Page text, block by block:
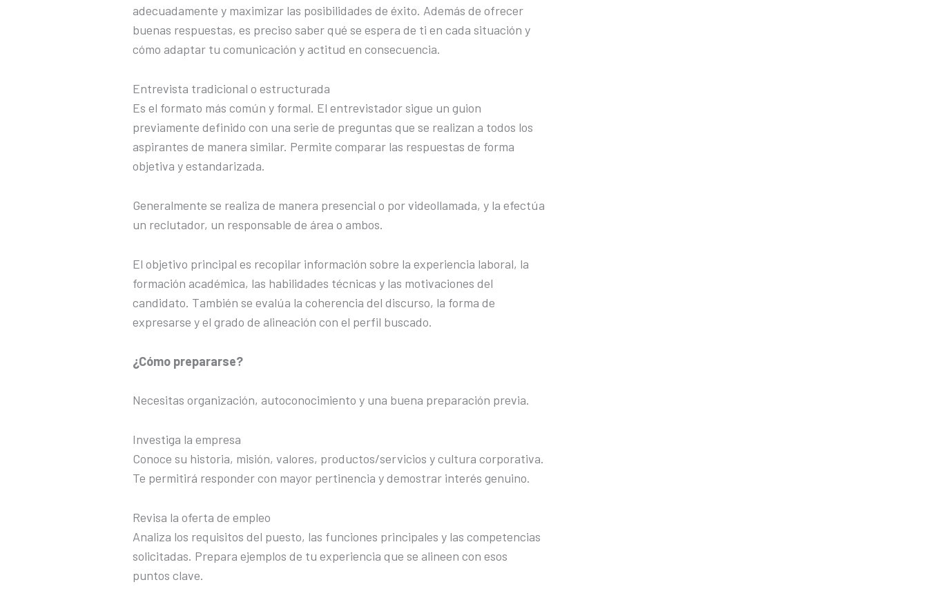
adecuadamente y maximizar las posibilidades de éxito. Además de ofrecer
buenas respuestas, es preciso saber qué se espera de ti en cada situación y
cómo adaptar tu comunicación y actitud en consecuencia.
Entrevista tradicional o estructurada
Es el formato más común y formal. El entrevistador sigue un guion
previamente definido con una serie de preguntas que se realizan a todos los
aspirantes de manera similar. Permite comparar las respuestas de forma
objetiva y estandarizada.
Generalmente se realiza de manera presencial o por videollamada, y la efectúa
un reclutador, un responsable de área o ambos.
El objetivo principal es recopilar información sobre la experiencia laboral, la
formación académica, las habilidades técnicas y las motivaciones del
candidato. También se evalúa la coherencia del discurso, la forma de
expresarse y el grado de alineación con el perfil buscado.
¿Cómo prepararse?
Necesitas organización, autoconocimiento y una buena preparación previa.
Investiga la empresa
Conoce su historia, misión, valores, productos/servicios y cultura corporativa.
Te permitirá responder con mayor pertinencia y demostrar interés genuino.
Revisa la oferta de empleo
Analiza los requisitos del puesto, las funciones principales y las competencias
solicitadas. Prepara ejemplos de tu experiencia que se alineen con esos
puntos clave.